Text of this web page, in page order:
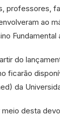
professores,
ao
do
ficarão
da
meio desta